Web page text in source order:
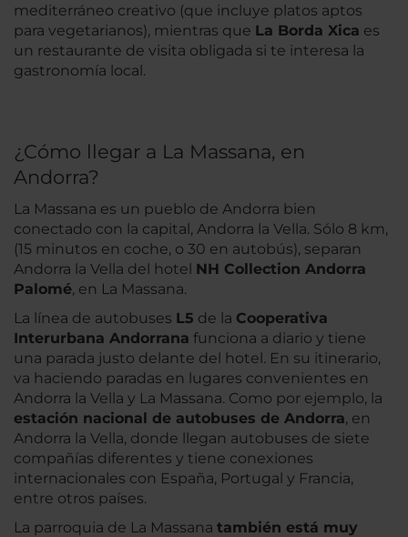
mediterráneo creativo (que incluye platos aptos
para vegetarianos), mientras que La Borda Xica es
un restaurante de visita obligada si te interesa la
gastronomía local.
¿Cómo llegar a La Massana, en
Andorra?
La Massana es un pueblo de Andorra bien
conectado con la capital, Andorra la Vella. Sólo 8 km,
(15 minutos en coche, o 30 en autobús), separan
Andorra la Vella del hotel NH Collection Andorra
Palomé, en La Massana.
La línea de autobuses L5 de la Cooperativa
Interurbana Andorrana funciona a diario y tiene
una parada justo delante del hotel. En su itinerario,
va haciendo paradas en lugares convenientes en
Andorra la Vella y La Massana. Como por ejemplo, la
estación nacional de autobuses de Andorra, en
Andorra la Vella, donde llegan autobuses de siete
compañías diferentes y tiene conexiones
internacionales con España, Portugal y Francia,
entre otros países.
La parroquia de La Massana también está muy